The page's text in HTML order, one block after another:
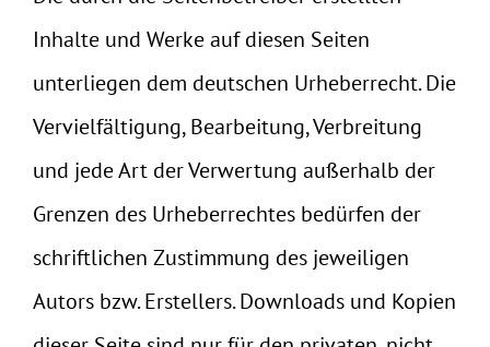
Inhalte und Werke auf diesen Seiten
unterliegen dem deutschen Urheberrecht. Die
Vervielfältigung, Bearbeitung, Verbreitung
und jede Art der Verwertung außerhalb der
Grenzen des Urheberrechtes bedürfen der
schriftlichen Zustimmung des jeweiligen
Autors bzw. Erstellers. Downloads und Kopien